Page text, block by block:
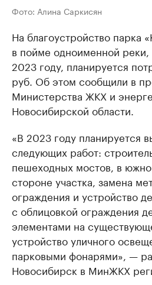
Фото: Алина Саркисян
На благоустройство парка
в пойме одноименной
2023 году, планируется
руб. Об этом сообщили в
Министерства ЖКХ и
Новосибирской области.
«В 2023 году планируется
следующих работ:
пешеходных мостов, в
стороне участка, замена
ограждения и устройство
с облицовкой ограждения
элементами на
устройство уличного
парковыми фонарями», —
Новосибирск в МинЖКХ